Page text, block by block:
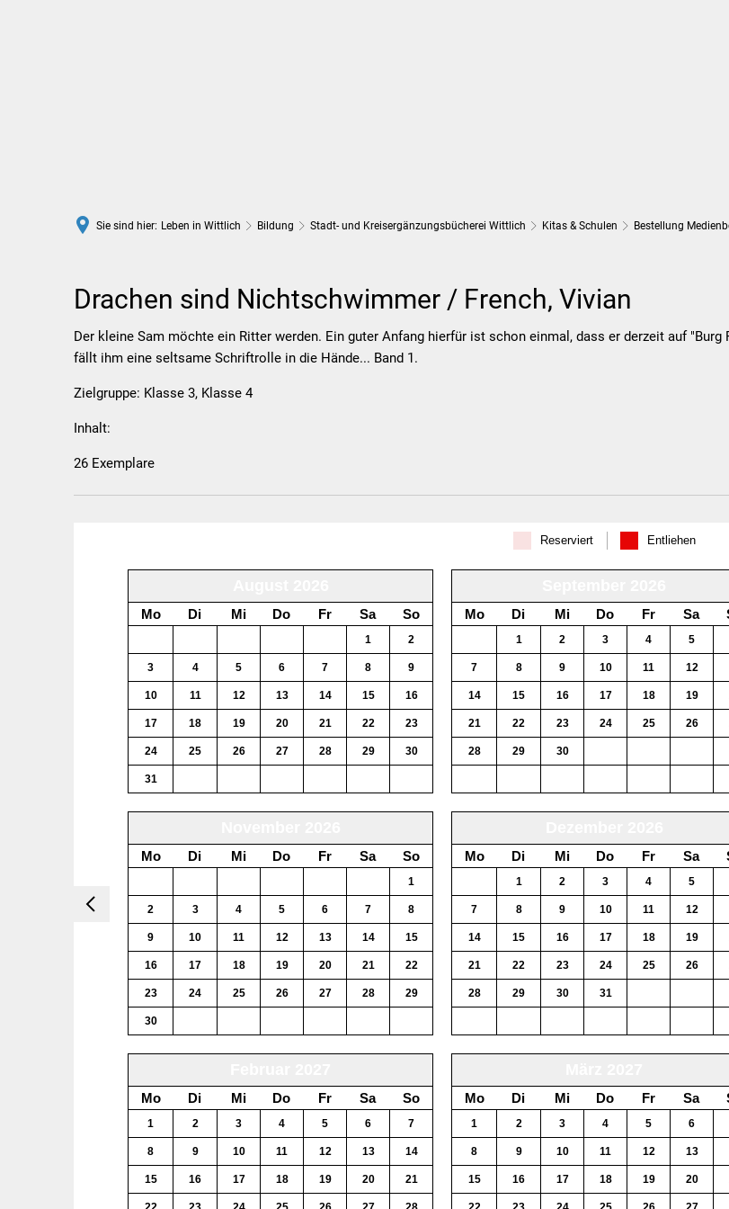
Sie sind hier: Leben in Wittlich Bildung Stadt- und Kreisergänzungsbücherei Wittlich Kitas & Schulen Bestellung
DrachenDrachen sind Nichtschwimmer / French, Vivian
Der kleine Sam möchte ein Ritter werden. Ein guter Anfang hierfür ist schon einmal, dass er derzeit auf
fällt ihm eine seltsame Schriftrolle in die Hände... Band 1.
Zielgruppe: Klasse 3, Klasse 4
Inhalt:
26 Exemplare
Reserviert Entliehen
Mo Di Mi Do Fr Sa So
1 2
3 4 5 6 7 8 9
10 11 12 13 14 15 16
17 18 19 20 21 22 23
24 25 26 27 28 29 30
31
Mo Di Mi Do Fr Sa
1 2 3 4 5
7 8 9 10 11 12
14 15 16 17 18 19
21 22 23 24 25 26
28 29 30
Mo Di Mi Do Fr Sa So
1
2 3 4 5 6 7 8
9 10 11 12 13 14 15
16 17 18 19 20 21 22
23 24 25 26 27 28 29
30
Mo Di Mi Do Fr Sa
1 2 3 4 5
7 8 9 10 11 12
14 15 16 17 18 19
21 22 23 24 25 26
28 29 30 31
Mo Di Mi Do Fr Sa So
1 2 3 4 5 6 7
8 9 10 11 12 13 14
15 16 17 18 19 20 21
Mo Di Mi Do Fr Sa
1 2 3 4 5 6
8 9 10 11 12 13
15 16 17 18 19 20